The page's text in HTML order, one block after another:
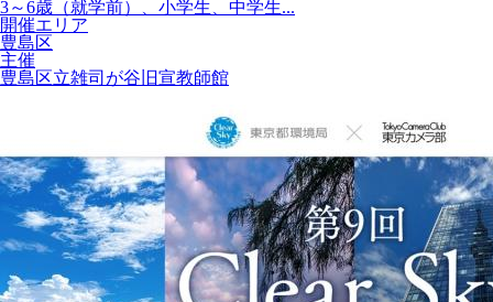
3～6歳（就学前）、小学生、中学生...
開催エリア
豊島区
主催
豊島区立雑司が谷旧宣教師館